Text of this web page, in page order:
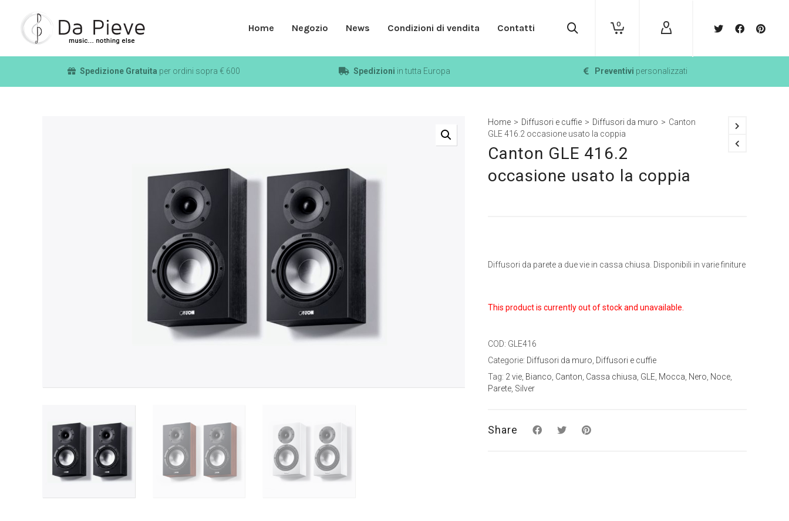
Home Negozio News Condizioni di vendita Contatti 0
Spedizione Gratuita per ordini sopra € 600 Spedizioni in tutta Europa Preventivi personalizzati
Home > Diffusori e cuffie > Diffusori da muro > Canton
GLE 416.2 occasione usato la coppia
Canton GLE 416.2
occasione usato la coppia
Diffusori da parete a due vie in cassa chiusa. Disponibili in varie finiture
This product is currently out of stock and unavailable.
COD: GLE416
Categorie: Diffusori da muro Diffusori e cuffie
Tag: 2 vie Bianco Canton Cassa chiusa GLE Mocca Nero Noce
Parete Silver
Share